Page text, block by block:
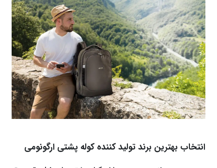
انتخاب بهترین برند تولید کننده کوله پشتی ارگونومی